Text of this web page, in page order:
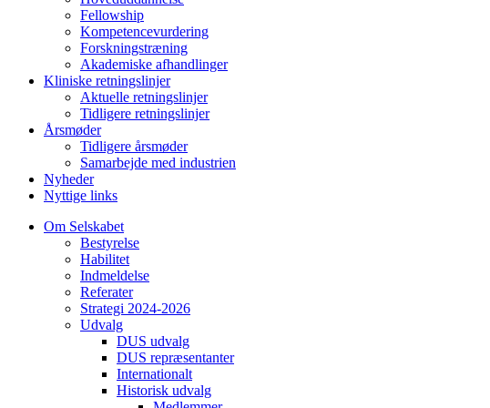
Fellowship
Kompetencevurdering
Forskningstræning
Akademiske afhandlinger
Kliniske retningslinjer
Aktuelle retningslinjer
Tidligere retningslinjer
Årsmøder
Tidligere årsmøder
Samarbejde med industrien
Nyheder
Nyttige links
Om Selskabet
Bestyrelse
Habilitet
Indmeldelse
Referater
Strategi 2024-2026
Udvalg
DUS udvalg
DUS repræsentanter
Internationalt
Historisk udvalg